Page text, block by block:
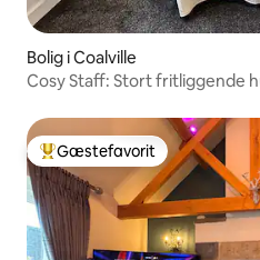
Bolig i Coalville
Cosy Staff: Stort fritliggende
Bedste gæstefavorit
Gæstefavorit